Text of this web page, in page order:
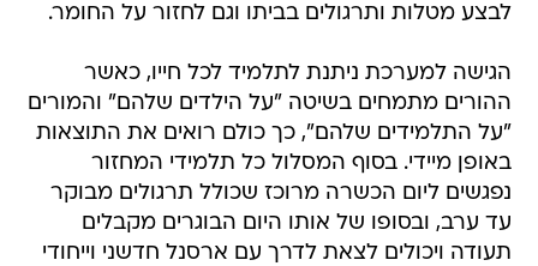
לבצע מטלות ותרגולים בביתו וגם לחזור על החומר.
הגישה למערכת ניתנת לתלמיד לכל חייו, כאשר
ההורים מתמחים בשיטה "על הילדים שלהם" והמורים
"על התלמידים שלהם", כך כולם רואים את התוצאות
באופן מיידי. בסוף המסלול כל תלמידי המחזור
נפגשים ליום הכשרה מרוכז שכולל תרגולים מבוקר
עד ערב, ובסופו של אותו היום הבוגרים מקבלים
תעודה ויכולים לצאת לדרך עם ארסנל חדשני וייחודי